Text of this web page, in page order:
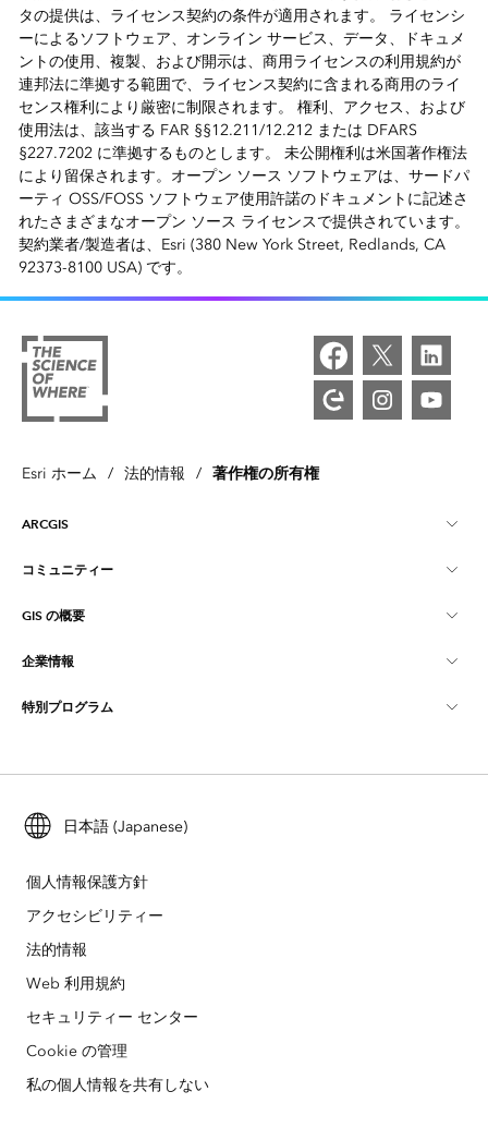
タの提供は、ライセンス契約の条件が適用されます。 ライセンシ
ーによるソフトウェア、オンライン サービス、データ、ドキュメ
ントの使用、複製、および開示は、商用ライセンスの利用規約が
連邦法に準拠する範囲で、ライセンス契約に含まれる商用のライ
センス権利により厳密に制限されます。 権利、アクセス、および
使用法は、該当する FAR §§12.211/12.212 または DFARS
§227.7202 に準拠するものとします。 未公開権利は米国著作権法
により留保されます。オープン ソース ソフトウェアは、サードパ
ーティ OSS/FOSS ソフトウェア使用許諾のドキュメントに記述さ
れたさまざまなオープン ソース ライセンスで提供されています。
契約業者/製造者は、Esri (380 New York Street, Redlands, CA
92373-8100 USA) です。
Esri ホーム / 法的情報 / 著作権の所有権
ARCGIS
ArcGIS の概要
マッピング
開発者向けテクノロジー
ArcGIS Location Platform
Esri ストア
ArcGIS Architecture Center
コミュニティー
Esri Community
ArcGIS ブログ
ユーザー調査およびテスト
Esri Young Professionals Network
イベント
GIS の概要
GIS とは
ロケーション インテリジェンス
ArcUser
ArcNews
ArcWatch
Esri Press
GIS 用語集
企業情報
Esri について
採用情報
パートナー
企業行動規範
環境および持続可能性の取り組み
サイトマップ
特別プログラム
ArcGIS for Student Use
災害対応
非営利組織
日本語 (Japanese)
個人情報保護方針
アクセシビリティー
法的情報
Web 利用規約
セキュリティー センター
Cookie の管理
私の個人情報を共有しない